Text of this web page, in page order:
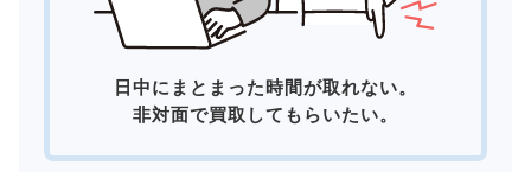
日中にまとまった時間が取れない。
非対面で買取してもらいたい。